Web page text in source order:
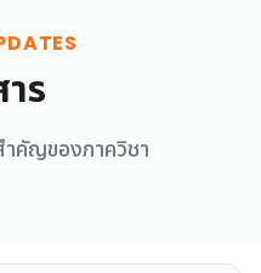
ร
ำคัญของภาควิชา